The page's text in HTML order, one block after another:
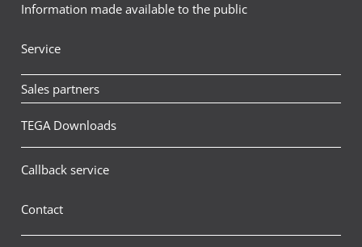
Information made available to the public
Service
Sales partners
TEGA Downloads
Callback service
Contact